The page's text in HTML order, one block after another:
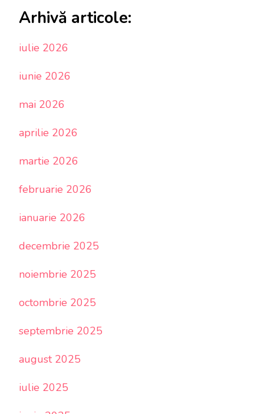
Arhivă articole:
iulie 2026
iunie 2026
mai 2026
aprilie 2026
martie 2026
februarie 2026
ianuarie 2026
decembrie 2025
noiembrie 2025
octombrie 2025
septembrie 2025
august 2025
iulie 2025